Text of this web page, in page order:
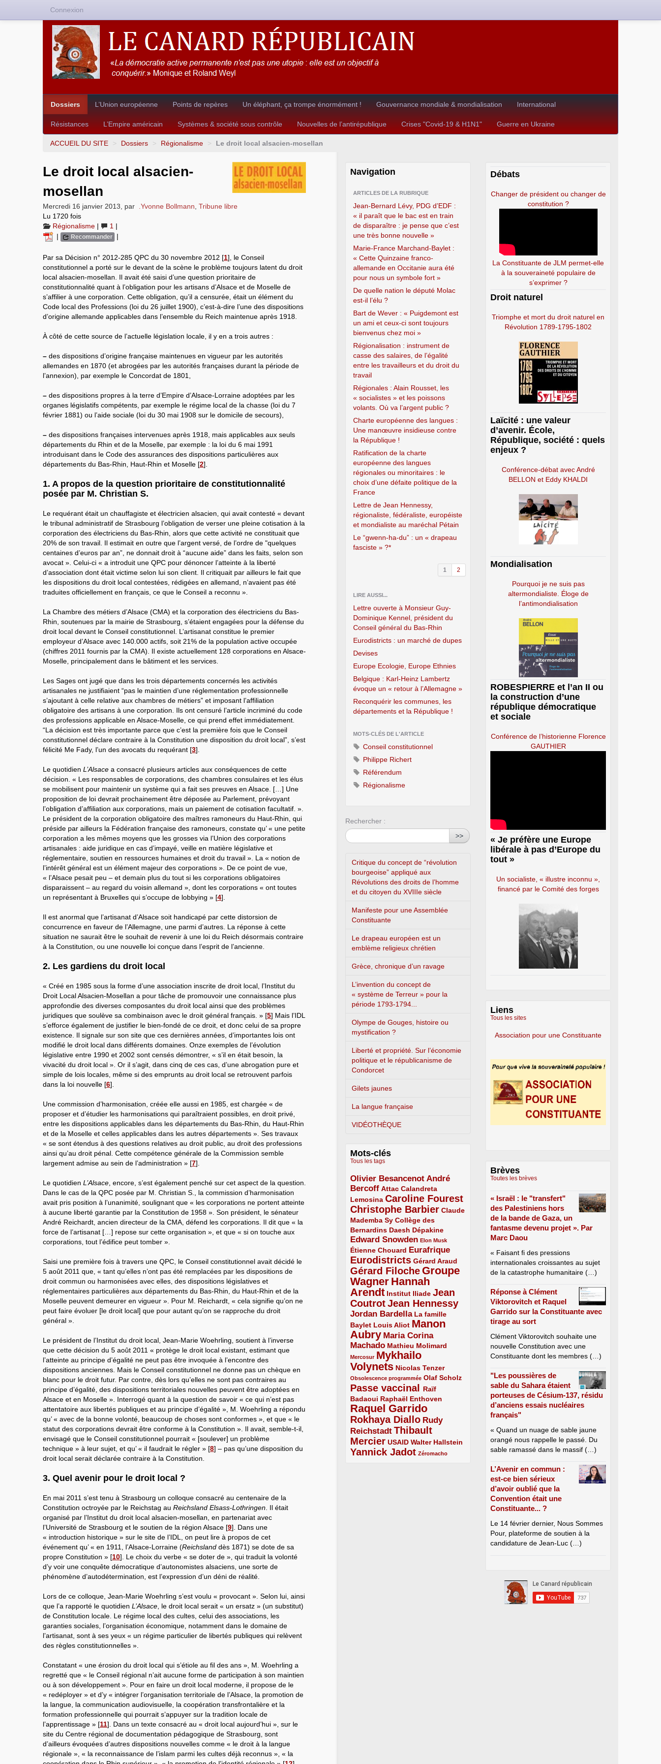
Dossiers L’Union européenne Points de repères Un éléphant, ça trompe énormément ! Gouvernance mondiale & mondialisation International
Résistances L’Empire américain Systèmes & société sous contrôle Nouvelles de l’antirépublique Crises "Covid-19 & H1N1" Guerre en Ukraine
ACCUEIL DU SITE > Dossiers > Régionalisme > Le droit local alsacien-mosellan
Le droit local alsacien-
mosellan
Mercredi 16 janvier 2013 par .Yvonne Bollmann Tribune libre
Lu 1720 fois
Régionalisme | 1 |
|
Recommander |
Par sa Décision n° 2012-285 QPC du 30 novembre 2012 [1] , le Conseil
constitutionnel a porté sur le devant de la scène le problème toujours latent du droit
local alsacien-mosellan. Il avait été saisi d’une question prioritaire de
constitutionnalité quant à l’obligation pour les artisans d’Alsace et de Moselle de
s’affilier à une corporation. Cette obligation, qu’il a censurée, était un élément du
Code local des Professions (loi du 26 juillet 1900), c’est-à-dire l’une des dispositions
d’origine allemande applicables dans l’ensemble du Reich maintenue après 1918.
À côté de cette source de l’actuelle législation locale, il y en a trois autres :
– des dispositions d’origine française maintenues en vigueur par les autorités
allemandes en 1870 (et abrogées par les autorités françaises durant la période de
l’annexion), par exemple le Concordat de 1801,
– des dispositions propres à la terre d’Empire d’Alsace-Lorraine adoptées par les
organes législatifs compétents, par exemple le régime local de la chasse (loi du 7
février 1881) ou l’aide sociale (loi du 30 mai 1908 sur le domicile de secours),
– des dispositions françaises intervenues après 1918, mais applicables aux seuls
départements du Rhin et de la Moselle, par exemple : la loi du 6 mai 1991
introduisant dans le Code des assurances des dispositions particulières aux
départements du Bas-Rhin, Haut-Rhin et Moselle [2]
1. A propos de la question prioritaire de constitutionnalité
posée par M. Christian S.
Le requérant était un chauffagiste et électricien alsacien, qui avait contesté « devant
le tribunal administratif de Strasbourg l’obligation de verser une pleine cotisation à la
corporation des électriciens du Bas-Rhin, alors que cette activité ne constituait que
20% de son travail. Il estimait en outre que l’argent versé, de l’ordre de "quelques
centaines d’euros par an”, ne donnait droit à “aucune aide” dans les faits, selon son
avocat ». Celui-ci « a introduit une QPC pour dénoncer l’atteinte à la liberté
d’association dont était victime selon lui son client. Il critiquait par ailleurs le fait que
les dispositions du droit local contestées, rédigées en allemand, n’avaient pas été
traduites officiellement en français, ce que le Conseil a reconnu ».
La Chambre des métiers d’Alsace (CMA) et la corporation des électriciens du Bas-
Rhin, soutenues par la mairie de Strasbourg, s’étaient engagées pour la défense du
droit local devant le Conseil constitutionnel. L’artisanat constitue le premier
employeur d’Alsace avec 140.000 actifs, soit 21% de la population active occupée
(chiffres 2011 fournis par la CMA). Il existe actuellement 128 corporations en Alsace-
Moselle, principalement dans le bâtiment et les services.
Les Sages ont jugé que dans les trois départements concernés les activités
artisanales ne justifiaient “pas le maintien d’une réglementation professionnelle
s’ajoutant à celle relative aux chambres de métiers” et imposant l’affiliation
obligatoire des artisans à une corporation. Ils ont censuré l’article incriminé du code
des professions applicable en Alsace-Moselle, ce qui prend effet immédiatement.
“La décision est très importante parce que c’est la première fois que le Conseil
constitutionnel déclare contraire à la Constitution une disposition du droit local”, s’est
félicité Me Fady, l’un des avocats du requérant [3]
Le quotidien L’Alsace a consacré plusieurs articles aux conséquences de cette
décision. « Les responsables de corporations, des chambres consulaires et les élus
se mobilisent pour maintenir un système qui a fait ses preuves en Alsace. […] Une
proposition de loi devrait prochainement être déposée au Parlement, prévoyant
l’obligation d’affiliation aux corporations, mais un paiement de cotisation facultatif. ».
Le président de la corporation obligatoire des maîtres ramoneurs du Haut-Rhin, qui
préside par ailleurs la Fédération française des ramoneurs, constate qu’ « une petite
corporation a les mêmes moyens que les grosses via l’Union des corporations
artisanales : aide juridique en cas d’impayé, veille en matière législative et
réglementaire, soutien en ressources humaines et droit du travail ». La « notion de
l’intérêt général est un élément majeur des corporations ». De ce point de vue,
« l’Alsace pesait peu – et demain plus du tout si les corporations obligatoires
disparaissent – au regard du voisin allemand », dont les corporations « ont toutes
un représentant à Bruxelles qui s’occupe de lobbying » [4]
Il est anormal que l’artisanat d’Alsace soit handicapé par cette distorsion de
concurrence en faveur de l’Allemagne, une parmi d’autres. La réponse à cette
situation ne saurait être le souhait de revenir à une loi du Reich désormais contraire
à la Constitution, ou une nouvelle loi conçue dans l’esprit de l’ancienne.
2. Les gardiens du droit local
« Créé en 1985 sous la forme d’une association inscrite de droit local, l’Institut du
Droit Local Alsacien-Mosellan a pour tâche de promouvoir une connaissance plus
approfondie des diverses composantes du droit local ainsi que des problèmes
juridiques que soulève sa combinaison avec le droit général français. » [5] Mais l’IDL
s’efforce également de justifier le bien-fondé de ce droit, et donc celui de sa propre
existence. Il signale sur son site que ces dernières années, d’importantes lois ont
modifié le droit local dans différents domaines. Onze exemples de l’évolution
législative entre 1990 et 2002 sont censés démontrer, « s’il en était besoin, la
vivacité du droit local ». Or il s’agit, dans cinq de ces cas, d’une abrogation pure et
simple de lois locales, même si des emprunts au droit local se retrouvent parfois
dans la loi nouvelle [6]
Une commission d’harmonisation, créée elle aussi en 1985, est chargée « de
proposer et d’étudier les harmonisations qui paraîtraient possibles, en droit privé,
entre les dispositions applicables dans les départements du Bas-Rhin, du Haut-Rhin
et de la Moselle et celles applicables dans les autres départements ». Ses travaux
« se sont étendus à des questions relatives au droit public, au droit des professions
ainsi qu’au droit pénal. Cette compétence générale de la Commission semble
largement admise au sein de l’administration » [7]
Le quotidien L’Alsace , encore, s’est également penché sur cet aspect de la question.
Dans le cas de la QPC posée par M. Christian S., la commission d’harmonisation
avait pris position à l’unanimité, soulignant que « les corporations ne portent atteinte
à aucune liberté garantie par la Constitution de 1958 ». Son président, le sénateur
André Reichardt, ancien directeur de la CMA, défend les corporations. Il dit que « la
force de l’artisanat […] repose sur cette organisation », et que « si on touche aux
corporations, tout l’édifice peut tomber ».
Saisi une première fois à travers une QPC, le Conseil constitutionnel avait décidé le
5 août 2011 que, « tant qu’elles n’ont pas été remplacées par les dispositions de
droit commun ou harmonisées avec elles, des dispositions législatives et
réglementaires particulières aux départements du Bas-Rhin, du Haut-Rhin et de la
Moselle peuvent demeurer en vigueur ». Pour M. Reichardt, « cela signifie qu’on ne
peut faire évoluer [le droit local] que pour autant qu’on se rapproche du droit
général ».
Le président de l’Institut du droit local, Jean-Marie Woehrling, soutient à l’inverse
que cette décision du 5 août 2011 « protège le droit local existant, estimant que
l’atteinte au principe d’égalité ne peut pas être invoquée à l’encontre des
dispositions anciennes. Mais le Conseil constitutionnel ne donne pas un chèque en
blanc pour le droit futur. Par contre, dès lors qu’elles ne sont pas contraires au
principe d’égalité, des dispositions territoriales nouvelles peuvent être adoptées en
Alsace et en Moselle ». Interrogé quant à la question de savoir « ce qui n’est pas
attentatoire aux libertés publiques et au principe d’égalité », M. Woehrling a répondu
qu’ « avec de la bonne volonté, beaucoup de choses sont conformes », et que « le
statut des corporations devrait être conforme à la Constitution ». Il avait, semble-t-il,
envisagé que le Conseil constitutionnel pourrait « [soulever] un problème
technique » à leur sujet, et qu’ « il faudrait le régler » [8] – pas qu’une disposition du
droit local serait déclarée contraire à la Constitution.
3. Quel avenir pour le droit local ?
En mai 2011 s’est tenu à Strasbourg un colloque consacré au centenaire de la
Constitution octroyée par le Reichstag au Reichsland Elsass-Lothringen . Il était
organisé par l’Institut du droit local alsacien-mosellan, en partenariat avec
l’Université de Strasbourg et le soutien de la région Alsace [9] . Dans une
« introduction historique » sur le site de l’IDL, on peut lire à propos de cet
événement qu’ « en 1911, l’Alsace-Lorraine (Reichsland dès 1871) se dote de sa
propre Constitution » [10] . Le choix du verbe « se doter de », qui traduit la volonté
d’y voir une conquête démocratique d’autonomistes alsaciens, une sorte de
phénomène d’autodétermination, est l’expression d’un déni de réalité.
Lors de ce colloque, Jean-Marie Woehrling s’est voulu « provocant ». Selon lui, ainsi
que l’a rapporté le quotidien L’Alsace , le droit local serait « un ersatz » (un substitut)
de Constitution locale. Le régime local des cultes, celui des associations, les
garanties sociales, l’organisation économique, notamment dans le domaine de
l’artisanat, sont à ses yeux « un régime particulier de libertés publiques qui relèvent
des règles constitutionnelles ».
Constatant « une érosion du droit local qui s’étiole au fil des ans », M. Woehrling a
regretté que « le Conseil régional n’ait aucune forme de participation à son maintien
ou à son développement ». Pour en faire un droit local moderne, il propose de le
« redéployer » et d’y « intégrer l’organisation territoriale de l’Alsace, la promotion de
la langue, la communication audiovisuelle, la coopération transfrontalière et la
formation professionnelle qui pourrait s’appuyer sur la tradition locale de
l’apprentissage » [11] . Dans un texte consacré au « droit local aujourd’hui », sur le
site du Centre régional de documentation pédagogique de Strasbourg, sont
d’ailleurs évoquées d’autres dispositions nouvelles comme « le droit à la langue
régionale », « la reconnaissance de l’islam parmi les cultes déjà reconnus », « la
Navigation
ARTICLES DE LA RUBRIQUE
Jean-Bernard Lévy, PDG d’EDF :
« il paraît que le bac est en train
de disparaître : je pense que c’est
une très bonne nouvelle »
Marie-France Marchand-Baylet :
« Cette Quinzaine franco-
allemande en Occitanie aura été
pour nous un symbole fort »
De quelle nation le député Molac
est-il l’élu ?
Bart de Wever : « Puigdemont est
un ami et ceux-ci sont toujours
bienvenus chez moi »
Régionalisation : instrument de
casse des salaires, de l’égalité
entre les travailleurs et du droit du
travail
Régionales : Alain Rousset, les
« socialistes » et les poissons
volants. Où va l’argent public ?
Charte européenne des langues :
Une manœuvre insidieuse contre
la République !
Ratification de la charte
européenne des langues
régionales ou minoritaires : le
choix d’une défaite politique de la
France
Lettre de Jean Hennessy,
régionaliste, fédéraliste, européiste
et mondialiste au maréchal Pétain
Le “gwenn-ha-du” : un « drapeau
fasciste » ?*
1 2
LIRE AUSSI...
Lettre ouverte à Monsieur Guy-
Dominique Kennel, président du
Conseil général du Bas-Rhin
Eurodistricts : un marché de dupes
Devises
Europe Ecologie, Europe Ethnies
Belgique : Karl-Heinz Lambertz
évoque un « retour à l’Allemagne »
Reconquérir les communes, les
départements et la République !
MOTS-CLÉS DE L'ARTICLE
Conseil constitutionnel
Philippe Richert
Référendum
Régionalisme
Rechercher :
>>
Critique du concept de “révolution
bourgeoise” appliqué aux
Révolutions des droits de l’homme
et du citoyen du XVIIIe siècle
Manifeste pour une Assemblée
Constituante
Le drapeau européen est un
emblème religieux chrétien
Grèce, chronique d’un ravage
L’invention du concept de
« système de Terreur » pour la
période 1793-1794...
Olympe de Gouges, histoire ou
mystification ?
Liberté et propriété. Sur l’économie
politique et le républicanisme de
Condorcet
Gilets jaunes
La langue française
VIDÉOTHÈQUE
Mots-clés
Tous les tags
Olivier Besancenot
3/5
André
Bercoff
3/5 Attac
2/5
Calandreta
Lemosina
2/5 Caroline Fourest
4/5
Christophe Barbier
4/5
Claude
Mademba Sy
2/5
Collège des
Bernardins
2/5 Daesh
2/5 Dépakine
2/5
Edward Snowden
3/5 Elon Musk
1/5
Étienne Chouard
2/5 Eurafrique
3/5
Eurodistricts
4/5 Gérard Araud
2/5
Gérard Filoche
4/5
Groupe
Wagner
5/5
Hannah
Arendt
5/5 Institut Iliade
2/5
Jean
Coutrot
4/5 Jean Hennessy
4/5
Jordan Bardella
3/5
La famille
Baylet
2/5 Louis Aliot
2/5
Manon
Aubry
5/5
Maria Corina
Machado
3/5 Mathieu Molimard
2/5
Mercosur
1/5
Mykhailo
Volynets
5/5 Nicolas Tenzer
2/5
Obsolescence programmée
1/5 Olaf Scholz
2/5
Passe vaccinal
4/5
Raïf
Badaoui
2/5 Raphaël Enthoven
2/5
Raquel Garrido
5/5
Rokhaya Diallo
4/5
Rudy
Reichstadt
3/5
Thibault
Mercier
4/5 USAID
2/5 Walter Hallstein
2/5
Yannick Jadot
4/5 Zéromacho
1/5
Débats
Changer de président ou changer de
constitution ?
La Constituante de JLM permet-elle
à la souveraineté populaire de
s’exprimer ?
Droit naturel
Triomphe et mort du droit naturel en
Révolution 1789-1795-1802
Laïcité : une valeur
d’avenir. École,
République, société : quels
enjeux ?
Conférence-débat avec André
BELLON et Eddy KHALDI
Mondialisation
Pourquoi je ne suis pas
altermondialiste. Éloge de
l’antimondialisation
ROBESPIERRE et l’an II ou
la construction d’une
république démocratique
et sociale
Conférence de l’historienne Florence
GAUTHIER
« Je préfère une Europe
libérale à pas d’Europe du
tout »
Un socialiste, « illustre inconnu »,
financé par le Comité des forges
Liens
Tous les sites
Association pour une Constituante
Brèves
Toutes les brèves
« Israël : le "transfert"
des Palestiniens hors
de la bande de Gaza, un
fantasme devenu projet ». Par
Marc Daou
« Faisant fi des pressions
internationales croissantes au sujet
de la catastrophe humanitaire (…)
Réponse à Clément
Viktorovitch et Raquel
Garrido sur la Constituante avec
tirage au sort
Clément Viktorovitch souhaite une
nouvelle Constitution avec une
Constituante dont les membres (…)
"Les poussières de
sable du Sahara étaient
porteuses de Césium-137, résidu
d’anciens essais nucléaires
français"
« Quand un nuage de sable jaune
orangé nous rappelle le passé. Du
sable ramassé dans le massif (…)
L’Avenir en commun :
est-ce bien sérieux
d’avoir oublié que la
Convention était une
Constituante... ?
Le 14 février dernier, Nous Sommes
Pour, plateforme de soutien à la
candidature de Jean-Luc (…)
Connexion